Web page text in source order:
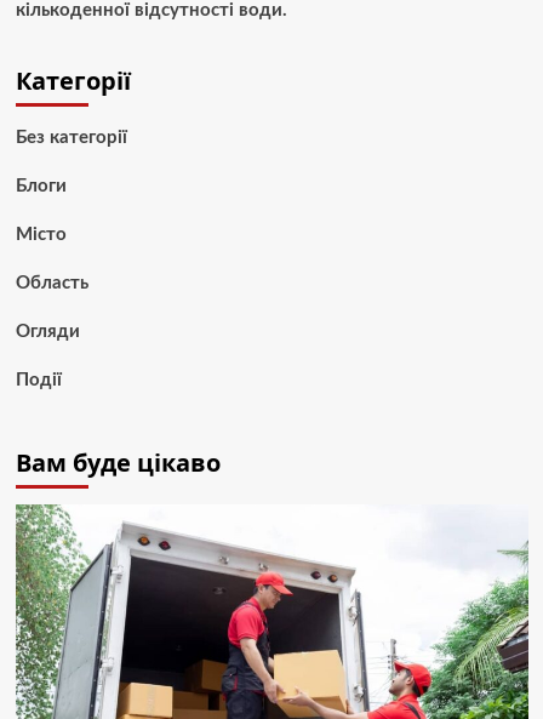
кількоденної відсутності води.
Категорії
Без категорії
Блоги
Місто
Область
Огляди
Події
Вам буде цікаво